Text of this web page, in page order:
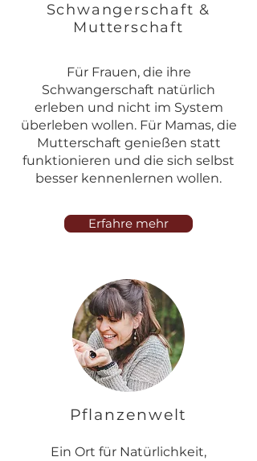
Schwangerschaft &
Mutterschaft
Für Frauen, die ihre
Schwangerschaft natürlich
erleben und nicht im System
überleben wollen. Für Mamas, die
Mutterschaft genießen statt
funktionieren und die sich selbst
besser kennenlernen wollen.
Erfahre mehr
Pflanzenwelt
Ein Ort für Natürlichkeit,